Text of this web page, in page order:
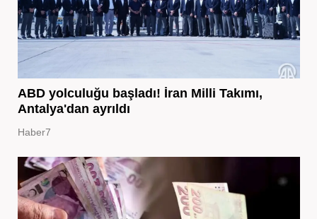
ABD yolculuğu başladı! İran Milli Takımı,
Antalya'dan ayrıldı
Haber7